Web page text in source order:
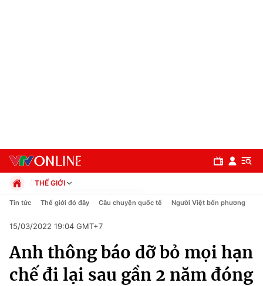
Chuyên mục
Chính trị
THẾ GIỚI
Chính trị
Pháp luật
Kinh tế
Thể thao
Truyền hình
Tin tức Thế giới đó đây Câu chuyện quốc tế Người Việt bốn phương
15/03/2022 19:04 GMT+7
Anh thông báo dỡ bỏ mọi hạn
chế đi lại sau gần 2 năm đóng